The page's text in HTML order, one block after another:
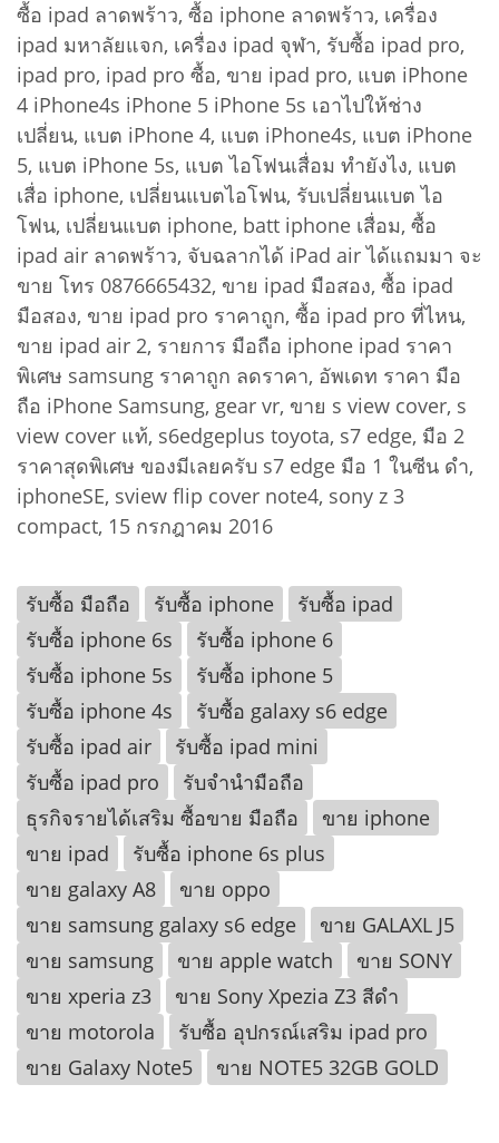
ซื้อ ipad ลาดพร้าว, ซื้อ iphone ลาดพร้าว, เครื่อง
ipad มหาลัยแจก, เครื่อง ipad จุฬา, รับซื้อ ipad pro,
ipad pro, ipad pro ซื้อ, ขาย ipad pro, แบต iPhone
4 iPhone4s iPhone 5 iPhone 5s เอาไปให้ช่าง
เปลี่ยน, แบต iPhone 4, แบต iPhone4s, แบต iPhone
5, แบต iPhone 5s, แบต ไอโฟนเสื่อม ทำยังไง, แบต
เสื่อ iphone, เปลี่ยนแบตไอโฟน, รับเปลี่ยนแบต ไอ
โฟน, เปลี่ยนแบต iphone, batt iphone เสื่อม, ซื้อ
ipad air ลาดพร้าว, จับฉลากได้ iPad air ได้แถมมา จะ
ขาย โทร 0876665432, ขาย ipad มือสอง, ซื้อ ipad
มือสอง, ขาย ipad pro ราคาถูก, ซื้อ ipad pro ที่ไหน,
ขาย ipad air 2, รายการ มือถือ iphone ipad ราคา
พิเศษ samsung ราคาถูก ลดราคา, อัพเดท ราคา มือ
ถือ iPhone Samsung, gear vr, ขาย s view cover, s
view cover แท้, s6edgeplus toyota, s7 edge, มือ 2
ราคาสุดพิเศษ ของมีเลยครับ s7 edge มือ 1 ในซีน ดำ,
iphoneSE, sview flip cover note4, sony z 3
compact, 15 กรกฎาคม 2016
รับซื้อ มือถือ รับซื้อ iphone
รับซื้อ ipad
รับซื้อ iphone 6s
รับซื้อ iphone 6
รับซื้อ iphone 5s
รับซื้อ iphone 5
รับซื้อ iphone 4s
รับซื้อ galaxy s6 edge
รับซื้อ ipad air
รับซื้อ ipad mini
รับซื้อ ipad pro
รับจำนำมือถือ
ธุรกิจรายได้เสริม ซื้อขาย มือถือ
ขาย iphone
ขาย ipad
รับซื้อ iphone 6s plus
ขาย galaxy A8
ขาย oppo
ขาย samsung galaxy s6 edge
ขาย GALAXL J5
ขาย samsung
ขาย apple watch
ขาย SONY
ขาย xperia z3
ขาย Sony Xpezia Z3 สีดำ
ขาย motorola
รับซื้อ อุปกรณ์เสริม ipad pro
ขาย Galaxy Note5
ขาย NOTE5 32GB GOLD